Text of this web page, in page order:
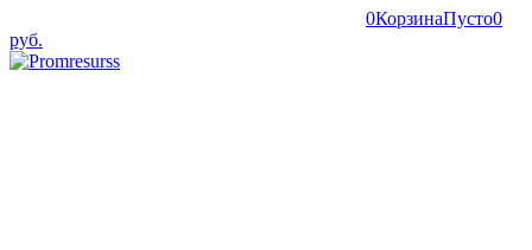
0КорзинаПусто0
руб.